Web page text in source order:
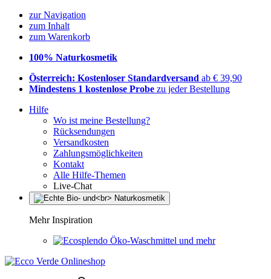
zur Navigation
zum Inhalt
zum Warenkorb
100% Naturkosmetik
Österreich: Kostenloser Standardversand ab € 39,90
Mindestens 1 kostenlose Probe zu jeder Bestellung
Hilfe
Wo ist meine Bestellung?
Rücksendungen
Versandkosten
Zahlungsmöglichkeiten
Kontakt
Alle Hilfe-Themen
Live-Chat
Mehr Inspiration
Öko-Waschmittel und mehr